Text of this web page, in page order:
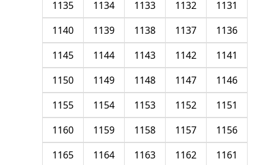
1131
1132
1133
1134
1135
1136
1137
1138
1139
1140
1141
1142
1143
1144
1145
1146
1147
1148
1149
1150
1151
1152
1153
1154
1155
1156
1157
1158
1159
1160
1161
1162
1163
1164
1165